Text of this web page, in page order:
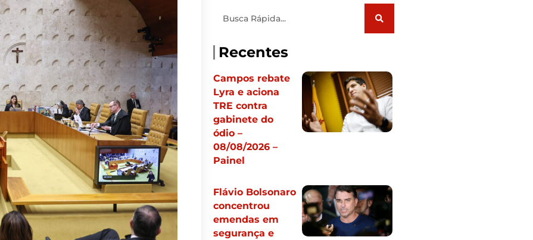
Recentes
Campos rebate
Lyra e aciona
TRE contra
gabinete do
ódio –
08/08/2026 –
Painel
Flávio Bolsonaro
concentrou
emendas em
segurança e